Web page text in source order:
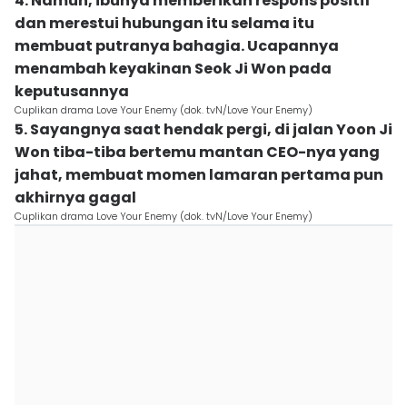
dan merestui hubungan itu selama itu
membuat putranya bahagia. Ucapannya
menambah keyakinan Seok Ji Won pada
keputusannya
Cuplikan drama Love Your Enemy (dok. tvN/Love Your Enemy)
5. Sayangnya saat hendak pergi, di jalan Yoon Ji
Won tiba-tiba bertemu mantan CEO-nya yang
jahat, membuat momen lamaran pertama pun
akhirnya gagal
Cuplikan drama Love Your Enemy (dok. tvN/Love Your Enemy)